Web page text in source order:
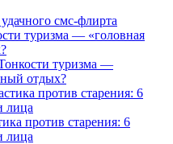
смс-флирта
туризма — «головная
туризма —
отдых?
против старения: 6
лица
против старения: 6
лица